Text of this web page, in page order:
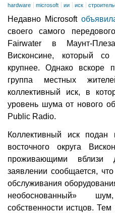
hardware microsoft ии иск
Недавно Microsoft
своего самого
Fairwater в Маунт-
Висконсине, который
крупнее. Однако вскоре
группа местных
коллективный иск, в
уровень шума от нового
Public Radio.
Коллективный иск
восточного округа
проживающими вблизи
заявлении сообщается,
обслуживания
необоснованный»
собственности истцов.